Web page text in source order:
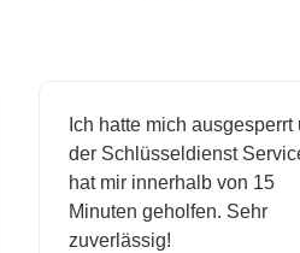
Ich hatte mich ausgesperrt und
der Schlüsseldienst Service
hat mir innerhalb von 15
Minuten geholfen. Sehr
zuverlässig!